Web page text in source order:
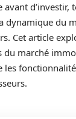
d’investir,
dynamique du
Cet article
du marché
les